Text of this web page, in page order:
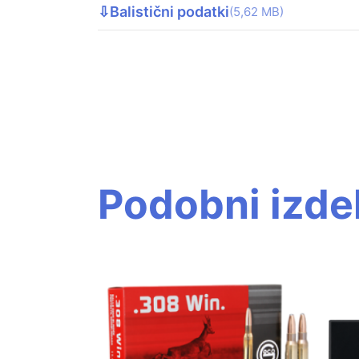
⇩Balistični podatki(5,62 MB)
Podobni